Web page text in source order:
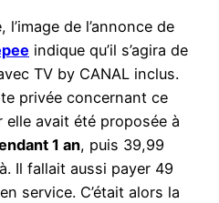
l’image de l’annonce de
indique qu’il s’agira de
TV by CANAL inclus.
privée concernant ce
elle avait été proposée à
1 an, puis 39,99
Il fallait aussi payer 49
service. C’était alors la